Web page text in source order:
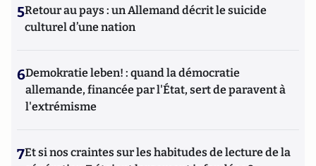
5Retour au pays : un Allemand décrit le suicide
culturel d’une nation
6Demokratie leben! : quand la démocratie
allemande, financée par l'État, sert de paravent à
l'extrémisme
7Et si nos craintes sur les habitudes de lecture de la